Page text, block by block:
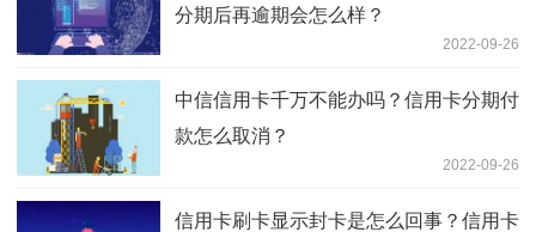
分期后再逾期会怎么样？
2022-09-26
中信信用卡千万不能办吗？信用卡分期付
款怎么取消？
2022-09-26
信用卡刷卡显示封卡是怎么回事？信用卡